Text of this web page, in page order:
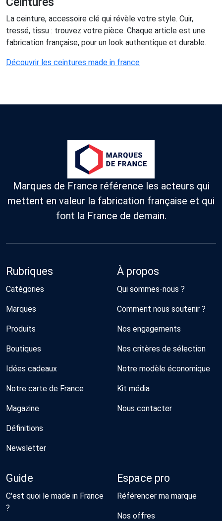
La ceinture, accessoire clé qui révèle votre style. Cuir,
tressé, tissu : trouvez votre pièce. Chaque article est une
fabrication française, pour un look authentique et durable.
Découvrir les ceintures made in france
Marques de France référence les acteurs qui
mettent en valeur la fabrication française et qui
font la France de demain.
Rubriques
Catégories
Marques
Produits
Boutiques
Idées cadeaux
Notre carte de France
Magazine
Définitions
Newsletter
À propos
Qui sommes-nous ?
Comment nous soutenir ?
Nos engagements
Nos critères de sélection
Notre modèle économique
Kit média
Nous contacter
Guide
C'est quoi le made in France
?
Espace pro
Référencer ma marque
Nos offres